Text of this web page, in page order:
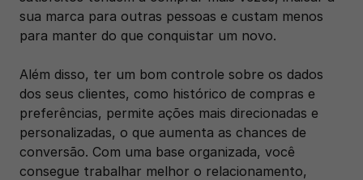
sua marca para outras pessoas e custam menos
para manter do que conquistar um novo.
Além disso, ter um bom controle sobre os dados
dos seus clientes, como histórico de compras e
preferências, permite ações mais direcionadas e
personalizadas, o que aumenta as chances de
conversão. Com uma base organizada, você
consegue trabalhar melhor o relacionamento,